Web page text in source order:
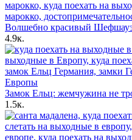
Волшебно красивый
4.9к.
Замок Ельц: жемчужина не
1.5к.